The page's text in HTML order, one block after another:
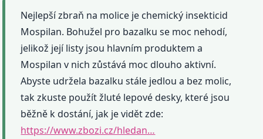
Nejlepší zbraň na molice je chemický insekticid
Mospilan. Bohužel pro bazalku se moc nehodí,
jelikož její listy jsou hlavním produktem a
Mospilan v nich zůstává moc dlouho aktivní.
Abyste udržela bazalku stále jedlou a bez molic,
tak zkuste použít žluté lepové desky, které jsou
běžně k dostání, jak je vidět zde:
https://www.zbozi.cz/hledan…